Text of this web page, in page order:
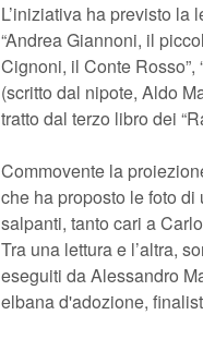
L’iniziativa ha previsto la
“Andrea Giannoni, il
Cignoni, il Conte Rosso”,
(scritto dal nipote, Aldo
tratto dal terzo libro dei
Commovente la
che ha proposto le foto
salpanti, tanto cari a
Tra una lettura e l’altra,
eseguiti da Alessandro
elbana d'adozione,